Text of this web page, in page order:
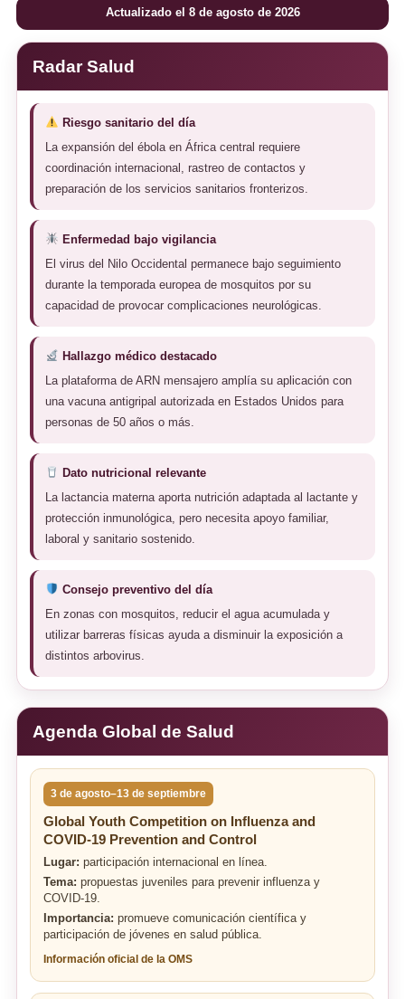
Actualizado el 8 de agosto de 2026
Radar Salud
Riesgo sanitario del día
La expansión del ébola en África central requiere
coordinación internacional, rastreo de contactos y
preparación de los servicios sanitarios fronterizos.
Enfermedad bajo vigilancia
El virus del Nilo Occidental permanece bajo seguimiento
durante la temporada europea de mosquitos por su
capacidad de provocar complicaciones neurológicas.
Hallazgo médico destacado
La plataforma de ARN mensajero amplía su aplicación con
una vacuna antigripal autorizada en Estados Unidos para
personas de 50 años o más.
Dato nutricional relevante
La lactancia materna aporta nutrición adaptada al lactante y
protección inmunológica, pero necesita apoyo familiar,
laboral y sanitario sostenido.
Consejo preventivo del día
En zonas con mosquitos, reducir el agua acumulada y
utilizar barreras físicas ayuda a disminuir la exposición a
distintos arbovirus.
Agenda Global de Salud
3 de agosto–13 de septiembre
Global Youth Competition on Influenza and
COVID-19 Prevention and Control
Lugar: participación internacional en línea.
Tema: propuestas juveniles para prevenir influenza y
COVID-19.
Importancia: promueve comunicación científica y
participación de jóvenes en salud pública.
Información oficial de la OMS